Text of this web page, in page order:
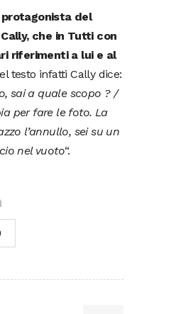
protagonista del
che in Tutti con
riferimenti a lui e al
testo infatti Cally dice:
sai a quale scopo ? /
per fare le foto. La
l’annullo, sei su un
nel vuoto“.